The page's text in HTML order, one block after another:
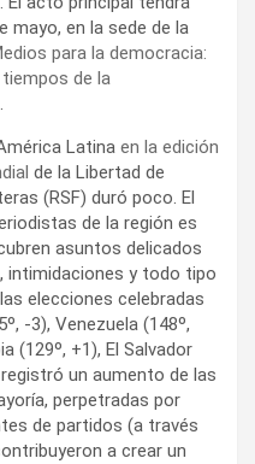
mayo, en la sede de la
para la democracia:
de la
Latina en la edición
de la Libertad de
(RSF) duró poco. El
de la región es
asuntos delicados
intimidaciones y todo tipo
elecciones celebradas
-3), Venezuela (148º,
(129º, +1), El Salvador
un aumento de las
perpetradas por
de partidos (a través
a crear un